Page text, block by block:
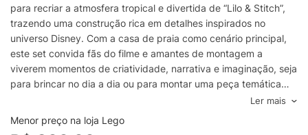
para recriar a atmosfera tropical e divertida de “Lilo & Stitch”,
trazendo uma construção rica em detalhes inspirados no
universo Disney. Com a casa de praia como cenário principal,
este set convida fãs do filme e amantes de montagem a
viverem momentos de criatividade, narrativa e imaginação, seja
para brincar no dia a dia ou para montar uma peça temática
Pensado para crianças, adolescentes e colecionadores, o
conjunto estimula habilidades como coordenação motora, foco
Ler mais
Menor preço na loja Lego